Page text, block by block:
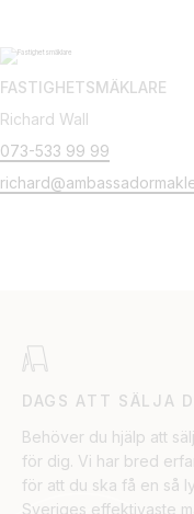
FASTIGHETSMÄKLARE
Richard Wall
073-533 99 99
DAGS ATT SÄLJA
Behöver du hjälp att
för dig. Vi har bred
för att du ska få en så
Sveriges effektivaste